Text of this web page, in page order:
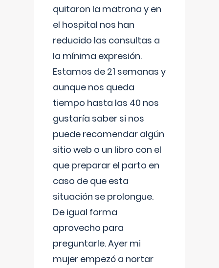
quitaron la matrona y en
el hospital nos han
reducido las consultas a
la mínima expresión.
Estamos de 21 semanas y
aunque nos queda
tiempo hasta las 40 nos
gustaría saber si nos
puede recomendar algún
sitio web o un libro con el
que preparar el parto en
caso de que esta
situación se prolongue.
De igual forma
aprovecho para
preguntarle. Ayer mi
mujer empezó a nortar